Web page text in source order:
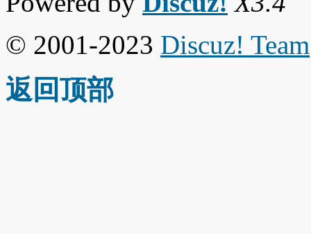
© 2001-2023 Discuz! Team
返回顶部